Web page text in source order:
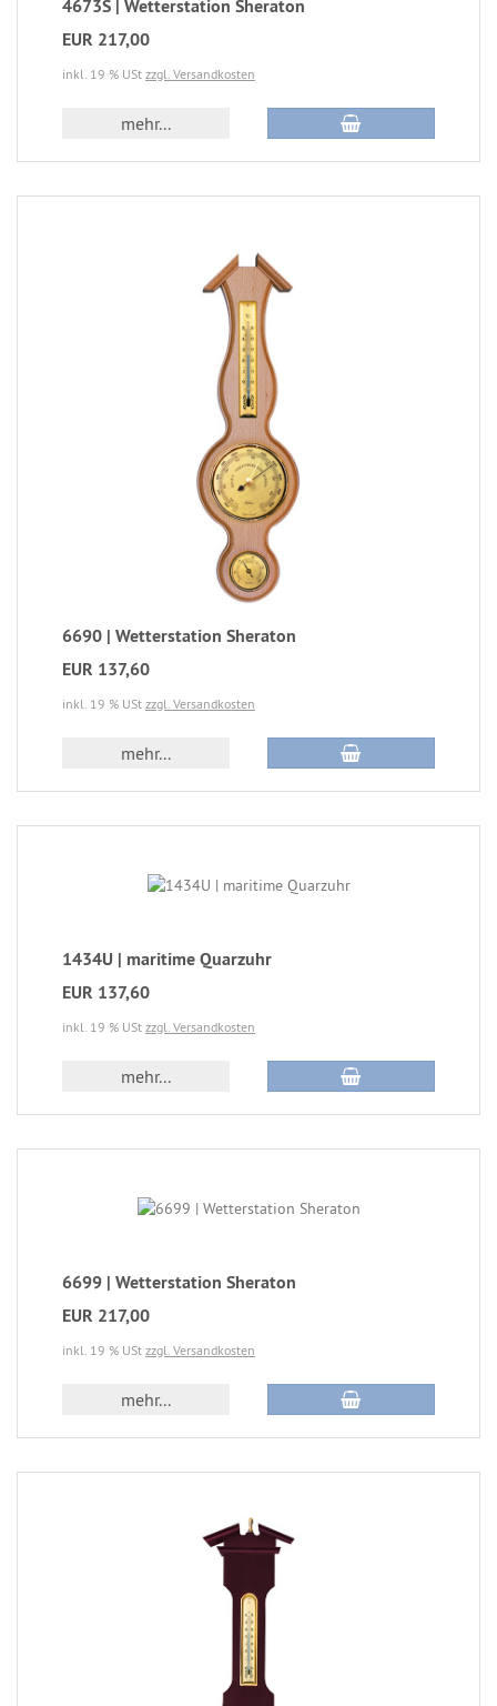
4673S | Wetterstation Sheraton
EUR 217,00
inkl. 19 % USt zzgl. Versandkosten
mehr...
6690 | Wetterstation Sheraton
EUR 137,60
inkl. 19 % USt zzgl. Versandkosten
mehr...
1434U | maritime Quarzuhr
EUR 137,60
inkl. 19 % USt zzgl. Versandkosten
mehr...
6699 | Wetterstation Sheraton
EUR 217,00
inkl. 19 % USt zzgl. Versandkosten
mehr...